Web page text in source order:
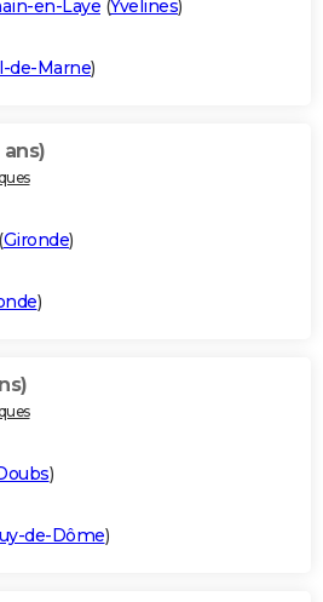
en-Laye (Yvelines)
de-Marne)
ans)
Gironde)
)
)
de-Dôme)